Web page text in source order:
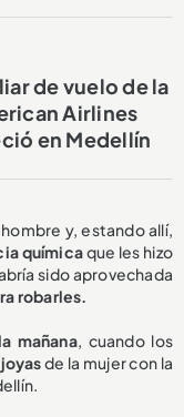
de vuelo de la
Airlines
en Medellín
y, estando allí,
químicaque les hizo
sido aprovechada
robarles.
mañana, cuando los
de la mujer con la